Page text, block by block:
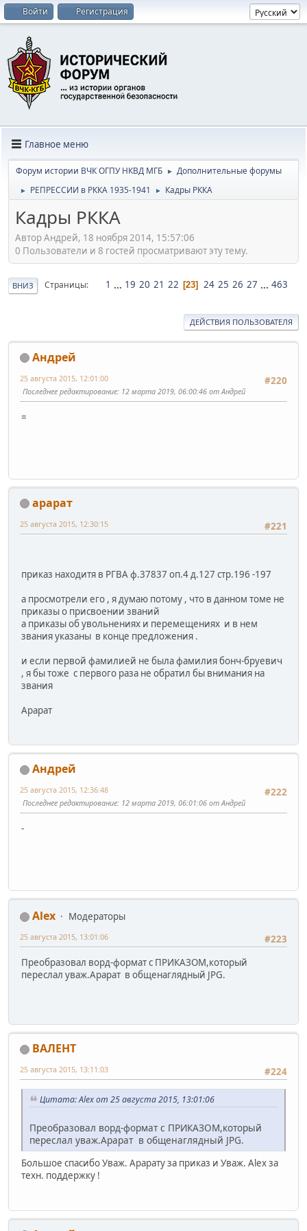
Войти Регистрация
Главное меню
Форум истории ВЧК ОГПУ НКВД МГБ ► Дополнительные форумы
► РЕПРЕССИИ в РККА 1935-1941 ► Кадры РККА
Кадры РККА
Автор Андрей, 18 ноября 2014, 15:57:06
0 Пользователи и 8 гостей просматривают эту тему.
ВНИЗ Страницы 1 ... 19 20 21 22 23 24 25 26 27 ... 463
ДЕЙСТВИЯ ПОЛЬЗОВАТЕЛЯ
Андрей
#220
25 августа 2015, 12:01:00
Последнее редактирование: 12 марта 2019, 06:00:46 от Андрей
=
арарат
#221
25 августа 2015, 12:30:15
приказ находитя в РГВА ф.37837 оп.4 д.127 стр.196 -197
а просмотрели его , я думаю потому , что в данном томе не
приказы о присвоении званий
а приказы об увольнениях и перемещениях и в нем
звания указаны в конце предложения .
и если первой фамилией не была фамилия бонч-бруевич
, я бы тоже с первого раза не обратил бы внимания на
звания
Арарат
Андрей
#222
25 августа 2015, 12:36:48
Последнее редактирование: 12 марта 2019, 06:01:06 от Андрей
-
Alex
Модераторы
#223
25 августа 2015, 13:01:06
Преобразовал ворд-формат с ПРИКАЗОМ,который
переслал уваж.Арарат в общенаглядный JPG.
ВАЛЕНТ
#224
25 августа 2015, 13:11:03
Цитата: Alex от 25 августа 2015, 13:01:06
Преобразовал ворд-формат с ПРИКАЗОМ,который
переслал уваж.Арарат в общенаглядный JPG.
Большое спасибо Уваж. Арарату за приказ и Уваж. Alex за
техн. поддержку !